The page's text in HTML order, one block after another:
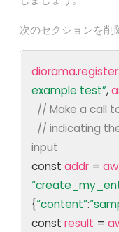
次のセクションを削
diorama.
example test”,
// Make a call
// indicating
input
constaddr =
{“content”:
constresult =